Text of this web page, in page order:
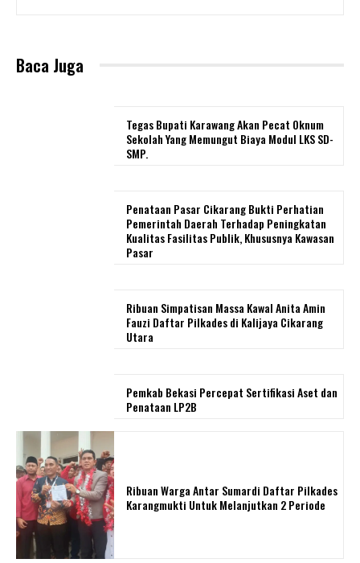
Baca Juga
Tegas Bupati Karawang Akan Pecat Oknum
Sekolah Yang Memungut Biaya Modul LKS SD-
SMP.
Penataan Pasar Cikarang Bukti Perhatian
Pemerintah Daerah Terhadap Peningkatan
Kualitas Fasilitas Publik, Khususnya Kawasan
Pasar
Ribuan Simpatisan Massa Kawal Anita Amin
Fauzi Daftar Pilkades di Kalijaya Cikarang
Utara
Pemkab Bekasi Percepat Sertifikasi Aset dan
Penataan LP2B
Ribuan Warga Antar Sumardi Daftar Pilkades
Karangmukti Untuk Melanjutkan 2 Periode